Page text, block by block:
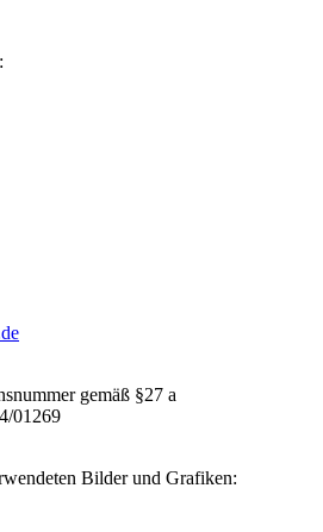
gemäß §27 a
01269
Bilder und Grafiken: